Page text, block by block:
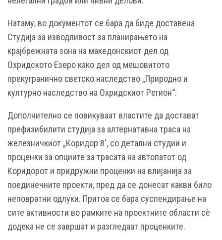
Натаму, во документот се бара да биде доставена
Студија за изводливост за планирањето на
крајбрежната зона на македонскиот дел од
Охридското Езеро како дел од мешовитото
прекугранично светско наследство „Природно и
културно наследство на Охридскиот Регион“.
Дополнително се повикуваат властите да достават
префизибилити студија за алтернативна траса на
железничкиот „Коридор 8′, со детални студии и
проценки за опциите за трасата на автопатот од
Коридорот и придружни проценки на влијанија за
поединечните проекти, пред да се донесат какви било
неповратни одлуки. Притоа се бара суспендирање на
сите активности во рамките на проектните области сè
додека не се завршат и разгледаат проценките.